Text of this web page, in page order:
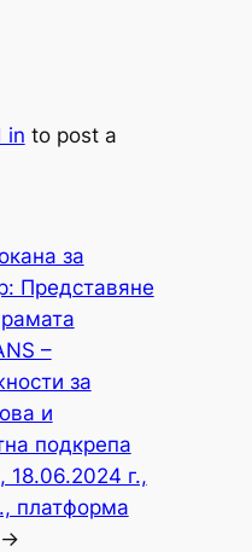
in to post a
за
Представяне
–
за
и
подкрепа
18.06.2024 г.,
платформа
→